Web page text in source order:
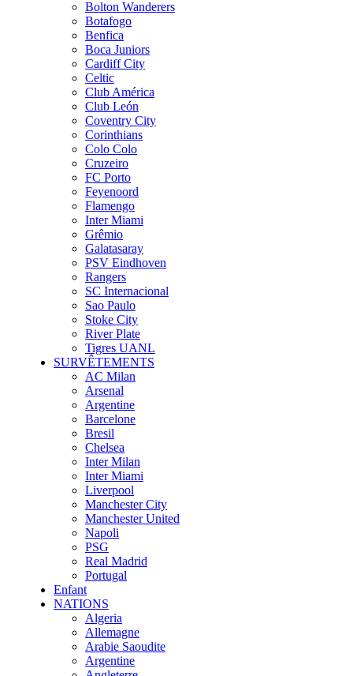
Bolton Wanderers
Botafogo
Benfica
Boca Juniors
Cardiff City
Celtic
Club América
Club León
Coventry City
Corinthians
Colo Colo
Cruzeiro
FC Porto
Feyenoord
Flamengo
Inter Miami
Grêmio
Galatasaray
PSV Eindhoven
Rangers
SC Internacional
Sao Paulo
Stoke City
River Plate
Tigres UANL
SURVÊTEMENTS
AC Milan
Arsenal
Argentine
Barcelone
Bresil
Chelsea
Inter Milan
Inter Miami
Liverpool
Manchester City
Manchester United
Napoli
PSG
Real Madrid
Portugal
Enfant
NATIONS
Algeria
Allemagne
Arabie Saoudite
Argentine